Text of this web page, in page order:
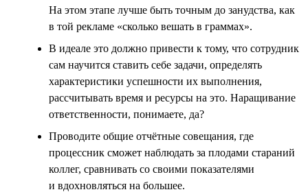
На этом этапе лучше быть точным до занудства, как
в той рекламе «сколько вешать в граммах».
В идеале это должно привести к тому, что сотрудник
сам научится ставить себе задачи, определять
характеристики успешности их выполнения,
рассчитывать время и ресурсы на это. Наращивание
ответственности, понимаете, да?
Проводите общие отчётные совещания, где
процессник сможет наблюдать за плодами стараний
коллег, сравнивать со своими показателями
и вдохновляться на большее.